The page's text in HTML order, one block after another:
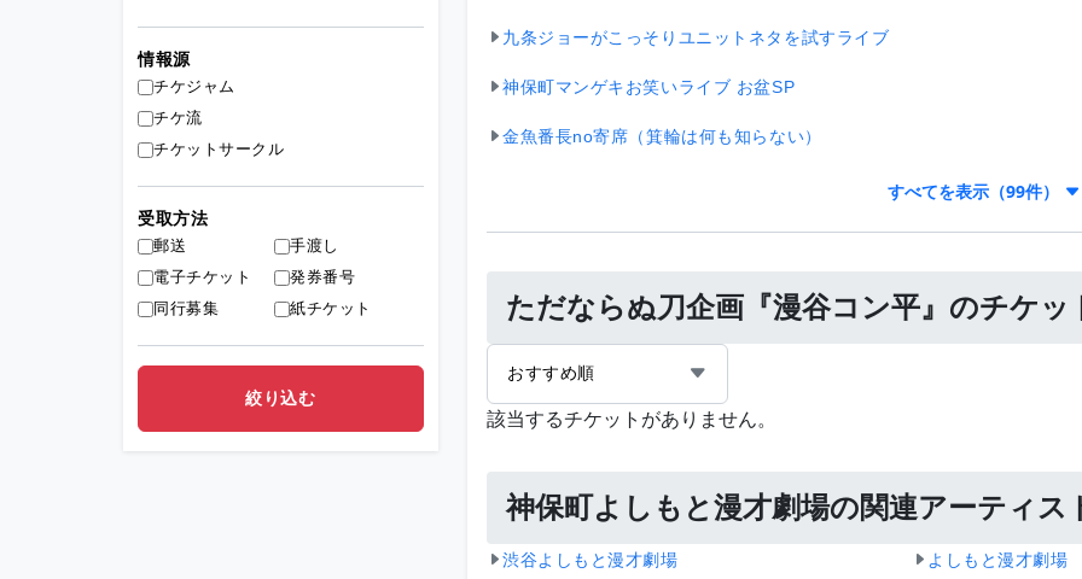
九条ジョーがこっそりユニットネタを試すライブ
神保町マンゲキお笑いライブ お盆SP
金魚番長no寄席（箕輪は何も知らない）
すべてを表示（99件）
ただならぬ刀企画『漫谷コン平』のチケッ
おすすめ順
該当するチケットがありません。
神保町よしもと漫才劇場の関連アーティス
渋谷よしもと漫才劇場
よしもと漫才劇場
情報源
チケジャム
チケ流
チケットサークル
受取方法
郵送
手渡し
電子チケット
発券番号
同行募集
紙チケット